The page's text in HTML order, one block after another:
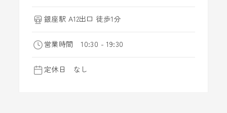
銀座駅 A12出口 徒歩1分
営業時間 10:30 - 19:30
定休日 なし